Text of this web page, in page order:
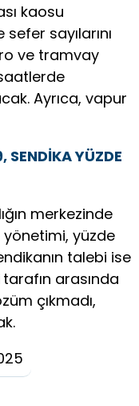
kaosu
sayılarını
ve tramvay
Ayrıca, vapur
SENDİKA YÜZDE
merkezinde
yönetimi, yüzde
talebi ise
arasında
çıkmadı,